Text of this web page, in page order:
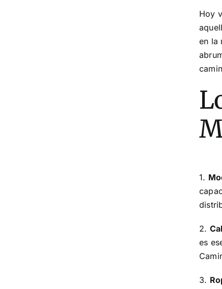
Hoy
en la
1.
2.
es
3.